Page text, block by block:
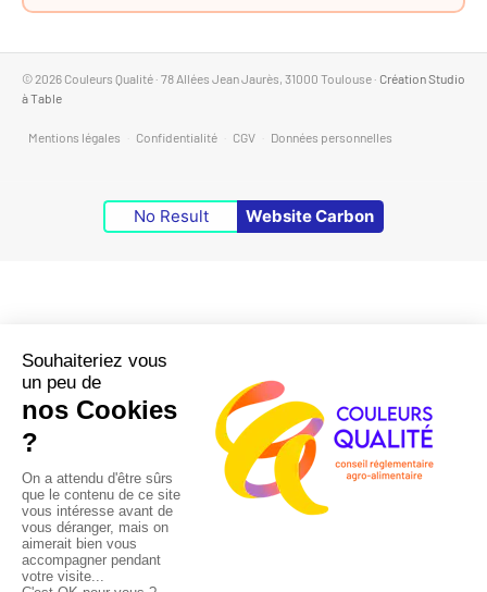
© 2026 Couleurs Qualité · 78 Allées Jean Jaurès, 31000 Toulouse · Création Studio
à Table
Mentions légales Confidentialité CGV Données personnelles
No Result Website Carbon